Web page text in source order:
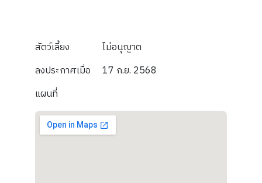
สัตว์เลี้ยง
ไม่อนุญาต
ลงประกาศเมื่อ
17 ก.ย. 2568
แผนที่